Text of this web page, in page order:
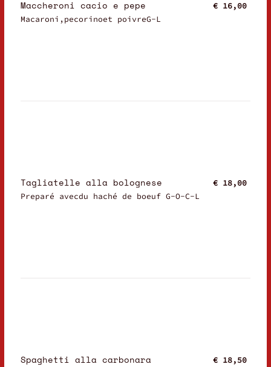
Maccheroni cacio e pepe
Macaroni,pecorinoet poivreG-L
€ 16,00
Tagliatelle alla bolognese
Preparé avecdu haché de boeuf G-O-C-L
€ 18,00
Spaghetti alla carbonara € 18,50